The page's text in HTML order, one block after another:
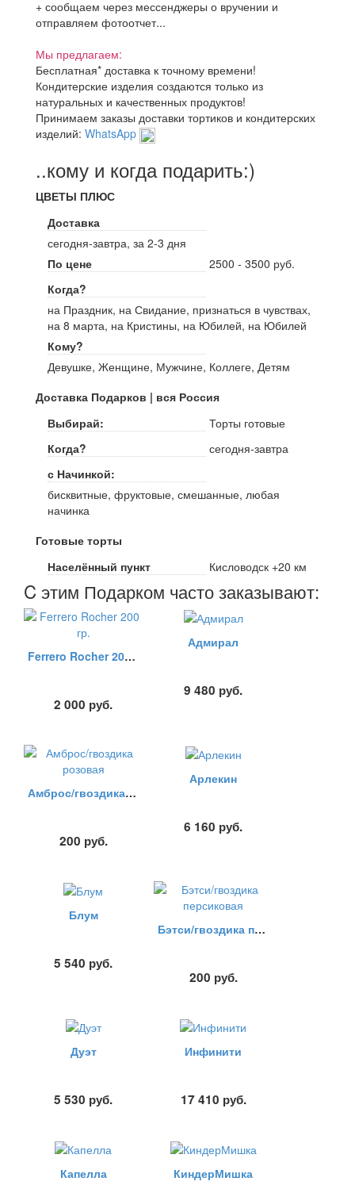
+ сообщаем через мессенджеры о вручении и
отправляем фотоотчет...
Мы предлагаем:
Бесплатная* доставка к точному времени!
Кондитерские изделия создаются только из
натуральных и качественных продуктов!
Принимаем заказы доставки тортиков и кондитерских
изделий: WhatsApp
..кому и когда подарить:)
ЦВЕТЫ ПЛЮС
Доставка
сегодня-завтра, за 2-3 дня
По цене
2500 - 3500 руб.
Когда?
на Праздник, на Свидание, признаться в чувствах,
на 8 марта, на Кристины, на Юбилей, на Юбилей
Кому?
Девушке, Женщине, Мужчине, Коллеге, Детям
Доставка Подарков | вся Россия
Выбирай:
Торты готовые
Когда?
сегодня-завтра
с Начинкой:
бисквитные, фруктовые, смешанные, любая
начинка
Готовые торты
Населённый пункт
Кисловодск +20 км
C этим Подарком часто заказывают:
Ferrero Rocher 200 гр.
2 000 руб.
Адмирал
9 480 руб.
Амброс/гвоздика розовая
200 руб.
Арлекин
6 160 руб.
Блум
5 540 руб.
Бэтси/гвоздика персиковая
200 руб.
Дуэт
5 530 руб.
Инфинити
17 410 руб.
Капелла КиндерМишка